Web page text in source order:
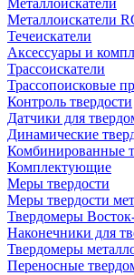
Металлоискатели
Металлоискатели
Течеискатели
Аксессуары и
Трассоискатели
Трассопоисковые
Контроль твердости
Датчики для
Динамические
Комбинированные
Комплектующие
Меры твердости
Меры твердости
Твердомеры
Наконечники для
Твердомеры
Переносные